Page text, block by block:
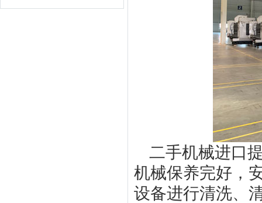
二手机械进口
机械保养完好，
设备进行清洗、